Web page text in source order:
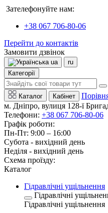
Зателефонуйте нам:
+38 067 706-80-06
Перейти до контактів
Замовити дзвінок
ua
ru
Категорії
Каталог Кабінет
м. Дніпро, вулиця 128-ї
Телефони: +38 067 706-80-06
Графік роботи:
Пн-Пт: 9:00 – 16:00
Субота - вихідний день
Неділя - вихідний день
Схема проїзду:
Каталог
Гідравлічні ущільнення
Гідравлічні
Гідравлічні ущільнення